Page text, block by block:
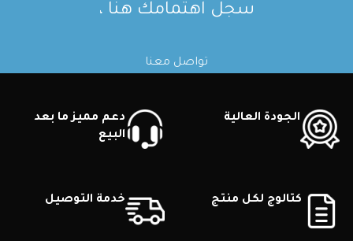
سجل اهتمامك هنا ،
تواصل معنا
الجودة العالية
دعم مميز ما بعد
البيع
كتالوج لكل منتج خدمة التوصيل